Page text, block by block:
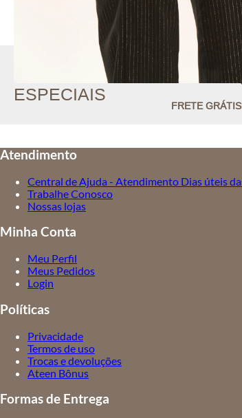
BENEFÍCIOS
ESPECIAIS
FRETE GRÁTIS
Atendimento
Central de Ajuda - Atendimento Dias úteis
Trabalhe Conosco
Nossas lojas
Minha Conta
Meu Perfil
Meus Pedidos
Login
Políticas
Privacidade
Termos de uso
Trocas e devoluções
Ateen Bônus
Formas de Entrega